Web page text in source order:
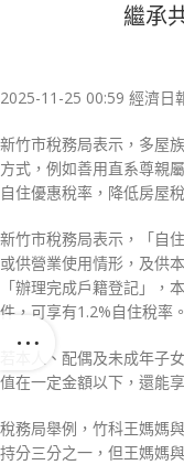
繼承
2025-11-25 00:59 經濟日
新竹市稅務局表示，多屋
方式，例如善用直系尊親
自住優惠稅率，降低房屋
新竹市稅務局表示，「自
或供營業使用情形，及供
「辦理完成戶籍登記」，
件，可享有1.2%自住稅率。
若本人、配偶及未成年子
值在一定金額以下，還能
稅務局舉例，竹科王媽媽
持分三分之一，但王媽媽